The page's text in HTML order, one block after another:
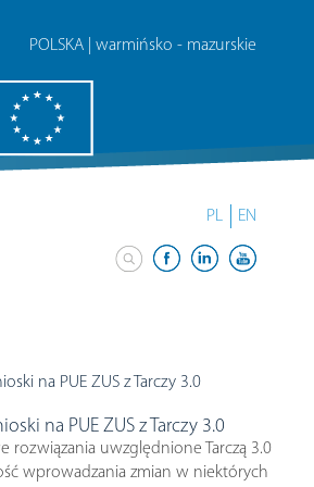
POLSKA | warmińsko - mazurskie
PL EN
na PUE ZUS z Tarczy 3.0
rozwiązania uwzględnione Tarczą 3.0
wprowadzania zmian w niektórych